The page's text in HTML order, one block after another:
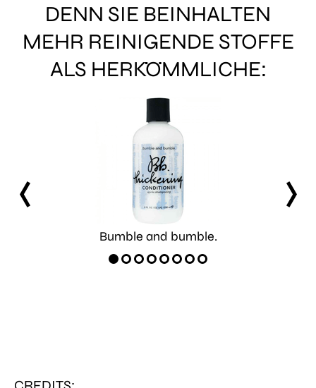
DENN SIE BEINHALTEN
MEHR REINIGENDE STOFFE
ALS HERKÖMMLICHE:
prev next
Bumble and bumble.